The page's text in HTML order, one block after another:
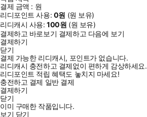
결제 금액 : 원
리디포인트 사용: 0원 (원 보유)
리디캐시 사용:100원 (원 보유)
결제하고 바로보기 결제하고 다음에 보기
결제하기
닫기
결제 가능한 리디캐시, 포인트가 없습니다.
리디캐시 충전하고 결제없이 편하게 감상하세요.
리디포인트 적립 혜택도 놓치지 마세요!
충전하고 결제 일반 결제
결제하기
닫기
이미 구매한 작품입니다.
보기 닫기